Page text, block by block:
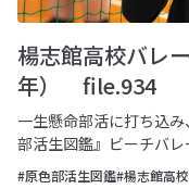
楊志館高校バレ
年） file.934
一生懸命部活に打ち込
部活生図鑑』ビーチバ
たが、台風接近による
#原色部活生図鑑#楊志館高校